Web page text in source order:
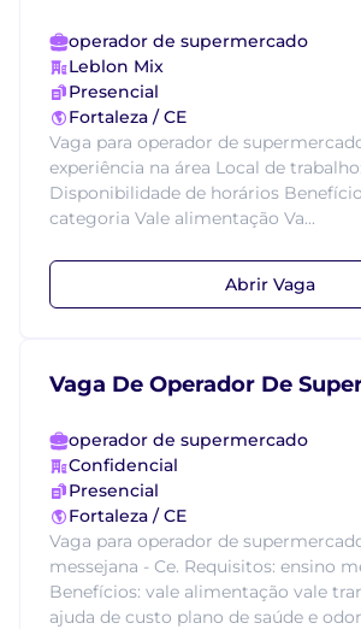
operador de supermercado
Leblon Mix
Presencial
Fortaleza / CE
Vaga para operador de
experiência na área Local de
Disponibilidade de horários
categoria Vale alimentação Va...
Abrir Vaga
Vaga De Operador De
operador de supermercado
Confidencial
Presencial
Fortaleza / CE
Vaga para operador de
messejana - Ce. Requisitos: ensino
Benefícios: vale alimentação vale
ajuda de custo plano de saúde e